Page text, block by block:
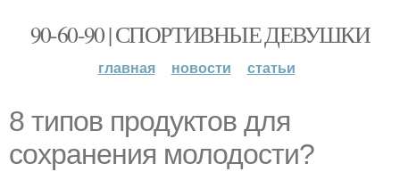
90-60-90 | СПОРТИВНЫЕ ДЕВУШКИ
главная новости статьи
8 типов продуктов для
сохранения молодости?